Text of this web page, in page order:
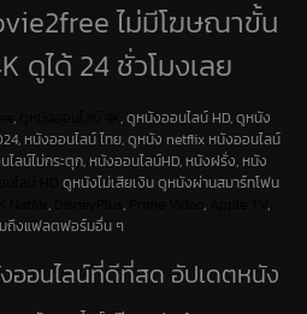
ไม่มีโฆษณาขั้น
ดูได้ 24 ชั่วโมงเลย
,
, ดูหนังออนไลน์ HD, ดูหนัง
หนังออนไลน์ ไทย, ดูหนัง netflix หนังออนไลน์
ลน์ไม่กระตุก, หนังออนไลน์HD, หนังฝรั่ง, หนัง
ดูหนังไม่เสียเงิน ดูหนังผ่านสมาร์ทโฟน
, , ,
,
ถึงแฟลตฟอร์มอื่น ๆ
ออนไลน์ที่ดีที่สุด อัปเดตหนัง